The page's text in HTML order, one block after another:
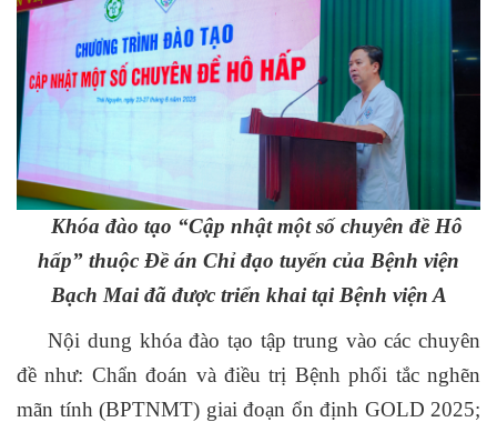
Khóa đào tạo “Cập nhật một số chuyên đề Hô
hấp” thuộc Đề án Chỉ đạo tuyến của Bệnh viện
Bạch Mai đã được triển khai tại Bệnh viện A
Nội dung khóa đào tạo tập trung vào các chuyên
đề như: Chẩn đoán và điều trị Bệnh phổi tắc nghẽn
mãn tính (BPTNMT) giai đoạn ổn định GOLD 2025;